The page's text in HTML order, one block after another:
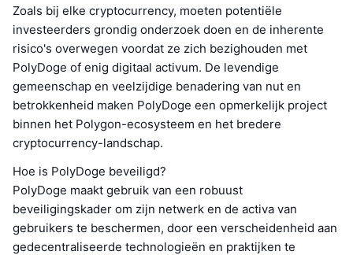
Zoals bij elke cryptocurrency, moeten potentiële
investeerders grondig onderzoek doen en de inherente
risico's overwegen voordat ze zich bezighouden met
PolyDoge of enig digitaal activum. De levendige
gemeenschap en veelzijdige benadering van nut en
betrokkenheid maken PolyDoge een opmerkelijk project
binnen het Polygon-ecosysteem en het bredere
cryptocurrency-landschap.
Hoe is PolyDoge beveiligd?
PolyDoge maakt gebruik van een robuust
beveiligingskader om zijn netwerk en de activa van
gebruikers te beschermen, door een verscheidenheid aan
gedecentraliseerde technologieën en praktijken te